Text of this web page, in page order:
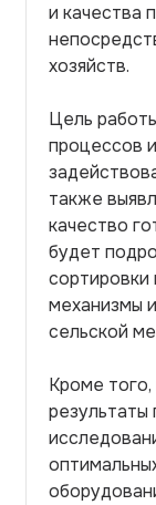
и качества
хозяйств.
Цель
процессов
также
качество
будет
сортировки
механизмы
сельской
Кроме
результаты